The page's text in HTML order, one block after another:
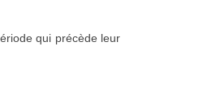
qui précède leur